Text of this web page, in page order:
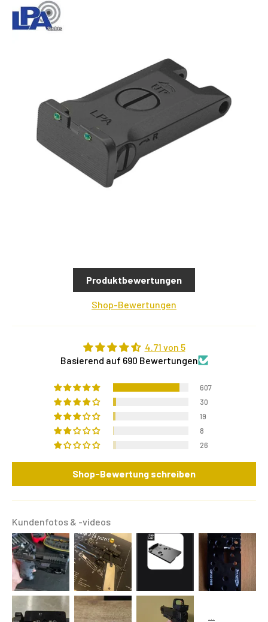
Produktbewertungen
Shop-Bewertungen
4.71 von 5
Basierend auf 690 Bewertungen
607
30
19
8
26
Shop-Bewertung schreiben
Kundenfotos & -videos